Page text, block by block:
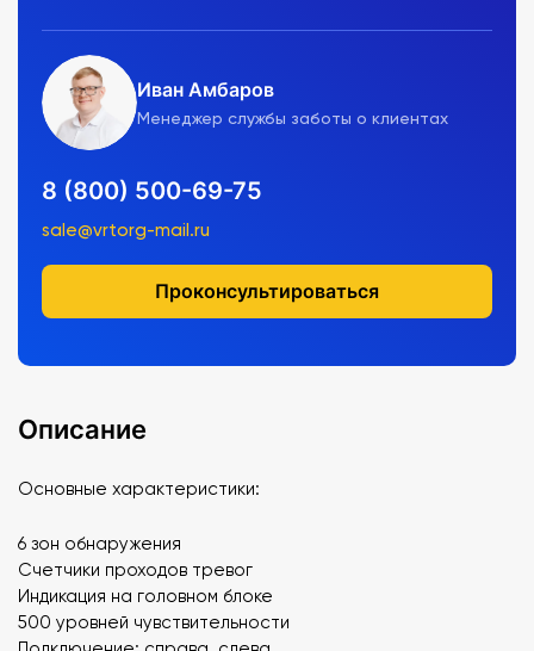
Иван Амбаров
Менеджер службы заботы о клиентах
8 (800) 500-69-75
sale@vrtorg-mail.ru
Проконсультироваться
Описание
Основные характеристики:
6 зон обнаружения
Счетчики проходов тревог
Индикация на головном блоке
500 уровней чувствительности